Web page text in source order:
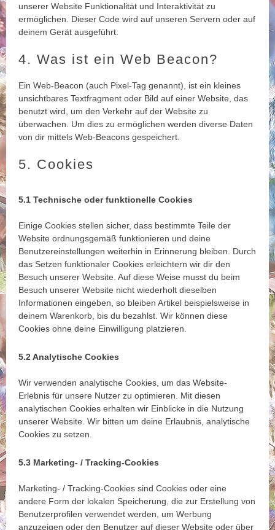
unserer Website Funktionalität und Interaktivität zu
ermöglichen. Dieser Code wird auf unseren Servern oder auf
deinem Gerät ausgeführt.
4. Was ist ein Web Beacon?
Ein Web-Beacon (auch Pixel-Tag genannt), ist ein kleines
unsichtbares Textfragment oder Bild auf einer Website, das
benutzt wird, um den Verkehr auf der Website zu
überwachen. Um dies zu ermöglichen werden diverse Daten
von dir mittels Web-Beacons gespeichert.
5. Cookies
5.1 Technische oder funktionelle Cookies
Einige Cookies stellen sicher, dass bestimmte Teile der
Website ordnungsgemäß funktionieren und deine
Benutzereinstellungen weiterhin in Erinnerung bleiben. Durch
das Setzen funktionaler Cookies erleichtern wir dir den
Besuch unserer Website. Auf diese Weise musst du beim
Besuch unserer Website nicht wiederholt dieselben
Informationen eingeben, so bleiben Artikel beispielsweise in
deinem Warenkorb, bis du bezahlst. Wir können diese
Cookies ohne deine Einwilligung platzieren.
5.2 Analytische Cookies
Wir verwenden analytische Cookies, um das Website-
Erlebnis für unsere Nutzer zu optimieren. Mit diesen
analytischen Cookies erhalten wir Einblicke in die Nutzung
unserer Website. Wir bitten um deine Erlaubnis, analytische
Cookies zu setzen.
5.3 Marketing- / Tracking-Cookies
Marketing- / Tracking-Cookies sind Cookies oder eine
andere Form der lokalen Speicherung, die zur Erstellung von
Benutzerprofilen verwendet werden, um Werbung
anzuzeigen oder den Benutzer auf dieser Website oder über